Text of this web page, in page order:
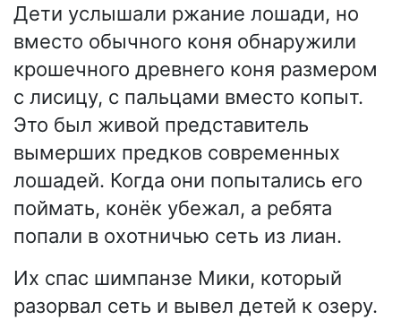
Дети услышали ржание лошади, но
вместо обычного коня обнаружили
крошечного древнего коня размером
с лисицу, с пальцами вместо копыт.
Это был живой представитель
вымерших предков современных
лошадей. Когда они попытались его
поймать, конёк убежал, а ребята
попали в охотничью сеть из лиан.
Их спас шимпанзе Мики, который
разорвал сеть и вывел детей к озеру.